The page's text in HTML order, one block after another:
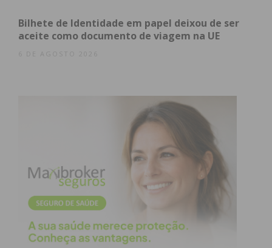
Um apelo à união comunitária
Inscrições para Jovens Artistas
Subscreva a newsletter do Imediato
Os Destaques do Programa
A agenda cultural divide-se em três eixos temáticos
ao longo do fim de semana:
Sexta-feira, 17 de julho: O Futuro e a Juventude
Bilhete de Identidade em papel deixou de ser
aceite como documento de viagem na UE
6 DE AGOSTO 2026